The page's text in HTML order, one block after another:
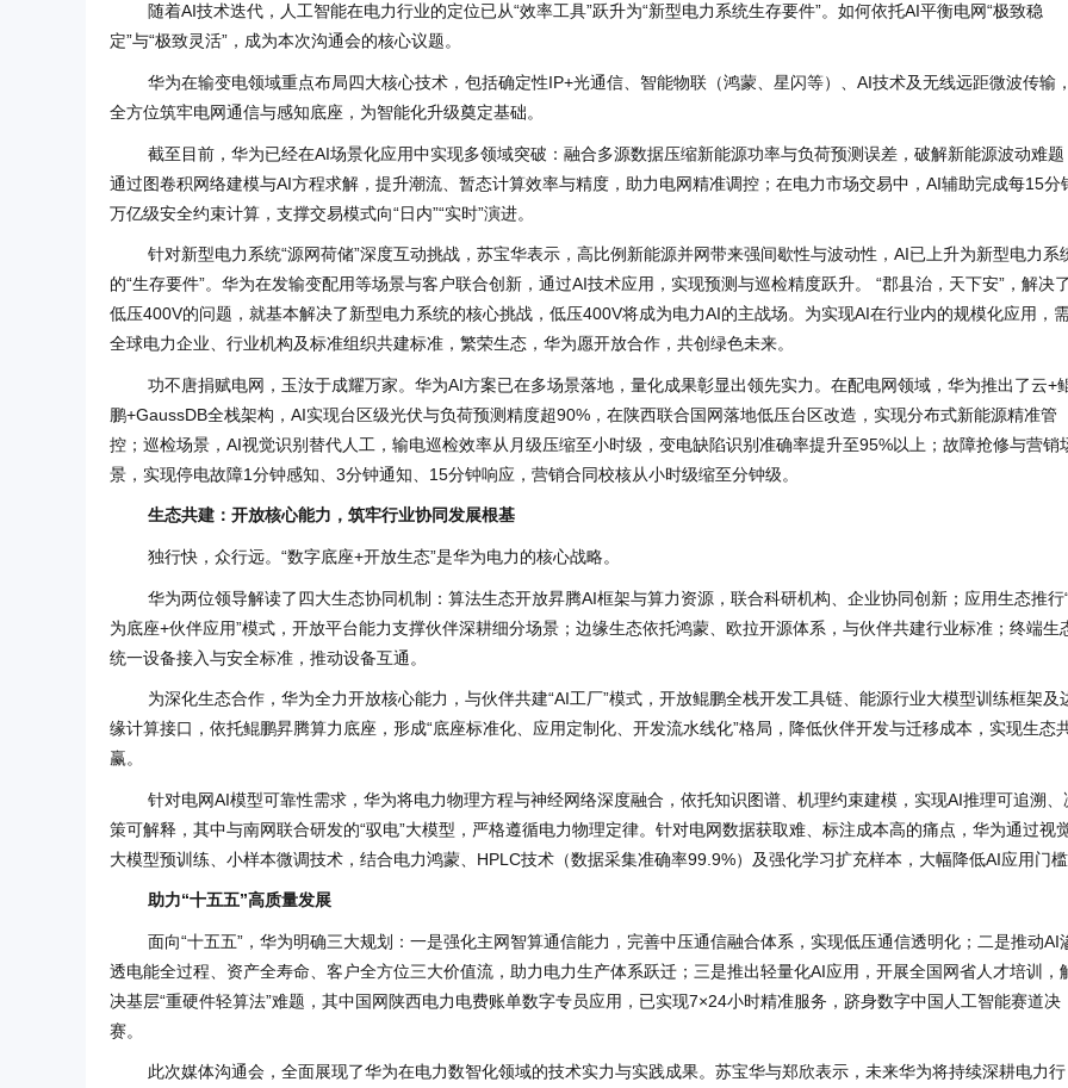
随着AI技术迭代，人工智能在电力行业的定位已从“效率工具”跃升为“新型电力系统生存要件”。如何依托AI平衡电网“极致稳
定”与“极致灵活”，成为本次沟通会的核心议题。
华为在输变电领域重点布局四大核心技术，包括确定性IP+光通信、智能物联（鸿蒙、星闪等）、AI技术及无线远距微波传输，
全方位筑牢电网通信与感知底座，为智能化升级奠定基础。
截至目前，华为已经在AI场景化应用中实现多领域突破：融合多源数据压缩新能源功率与负荷预测误差，破解新能源波动难题
通过图卷积网络建模与AI方程求解，提升潮流、暂态计算效率与精度，助力电网精准调控；在电力市场交易中，AI辅助完成每15分
万亿级安全约束计算，支撑交易模式向“日内”“实时”演进。
针对新型电力系统“源网荷储”深度互动挑战，苏宝华表示，高比例新能源并网带来强间歇性与波动性，AI已上升为新型电力系
的“生存要件”。华为在发输变配用等场景与客户联合创新，通过AI技术应用，实现预测与巡检精度跃升。 “郡县治，天下安”，解决了
低压400V的问题，就基本解决了新型电力系统的核心挑战，低压400V将成为电力AI的主战场。为实现AI在行业内的规模化应用，
全球电力企业、行业机构及标准组织共建标准，繁荣生态，华为愿开放合作，共创绿色未来。
功不唐捐赋电网，玉汝于成耀万家。华为AI方案已在多场景落地，量化成果彰显出领先实力。在配电网领域，华为推出了云+
鹏+GaussDB全栈架构，AI实现台区级光伏与负荷预测精度超90%，在陕西联合国网落地低压台区改造，实现分布式新能源精准管
控；巡检场景，AI视觉识别替代人工，输电巡检效率从月级压缩至小时级，变电缺陷识别准确率提升至95%以上；故障抢修与营销
景，实现停电故障1分钟感知、3分钟通知、15分钟响应，营销合同校核从小时级缩至分钟级。
生态共建：开放核心能力，筑牢行业协同发展根基
独行快，众行远。“数字底座+开放生态”是华为电力的核心战略。
华为两位领导解读了四大生态协同机制：算法生态开放昇腾AI框架与算力资源，联合科研机构、企业协同创新；应用生态推行
为底座+伙伴应用”模式，开放平台能力支撑伙伴深耕细分场景；边缘生态依托鸿蒙、欧拉开源体系，与伙伴共建行业标准；终端生
统一设备接入与安全标准，推动设备互通。
为深化生态合作，华为全力开放核心能力，与伙伴共建“AI工厂”模式，开放鲲鹏全栈开发工具链、能源行业大模型训练框架及
缘计算接口，依托鲲鹏昇腾算力底座，形成“底座标准化、应用定制化、开发流水线化”格局，降低伙伴开发与迁移成本，实现生态
赢。
针对电网AI模型可靠性需求，华为将电力物理方程与神经网络深度融合，依托知识图谱、机理约束建模，实现AI推理可追溯、
策可解释，其中与南网联合研发的“驭电”大模型，严格遵循电力物理定律。针对电网数据获取难、标注成本高的痛点，华为通过视
大模型预训练、小样本微调技术，结合电力鸿蒙、HPLC技术（数据采集准确率99.9%）及强化学习扩充样本，大幅降低AI应用门槛
助力“十五五”高质量发展
面向“十五五”，华为明确三大规划：一是强化主网智算通信能力，完善中压通信融合体系，实现低压通信透明化；二是推动AI
透电能全过程、资产全寿命、客户全方位三大价值流，助力电力生产体系跃迁；三是推出轻量化AI应用，开展全国网省人才培训，
决基层“重硬件轻算法”难题，其中国网陕西电力电费账单数字专员应用，已实现7×24小时精准服务，跻身数字中国人工智能赛道决
赛。
此次媒体沟通会，全面展现了华为在电力数智化领域的技术实力与实践成果。苏宝华与郑欣表示，未来华为将持续深耕电力行